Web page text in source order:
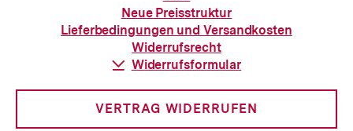
zur
Bestellung
Neue Preisstruktur
Lieferbedingungen und Versandkosten
Widerrufsrecht
Download-
Widerrufsformular
VERTRAG WIDERRUFEN